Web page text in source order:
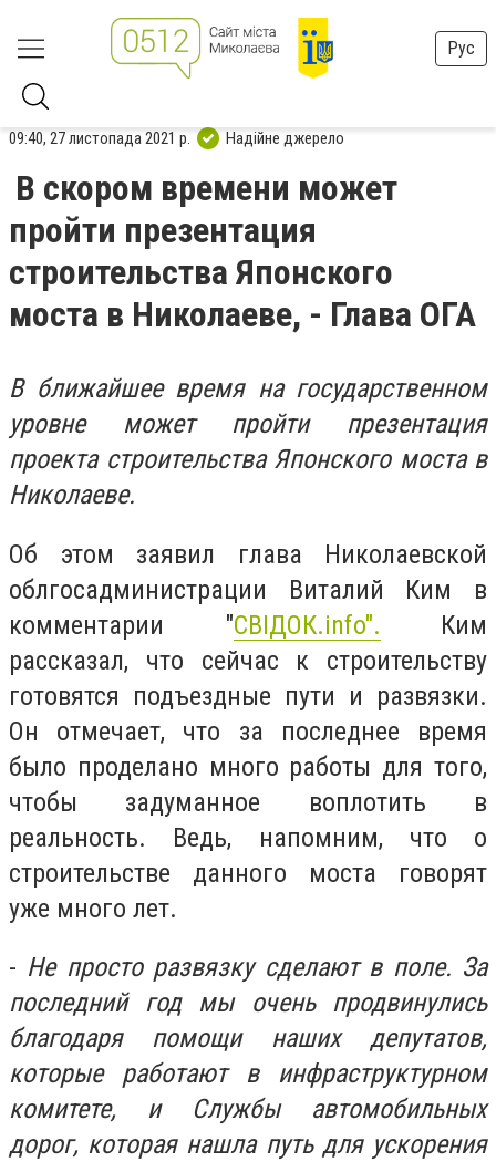
Рус
09:40, 27 листопада 2021 р. Надійне джерело
В скором времени может
пройти презентация
строительства Японского
моста в Николаеве, - Глава ОГА
В ближайшее время на государственном
уровне может пройти презентация
проекта строительства Японского моста в
Николаеве.
Об этом заявил глава Николаевской
облгосадминистрации Виталий Ким в
комментарии "СВІДОК.info". Ким
рассказал, что сейчас к строительству
готовятся подъездные пути и развязки.
Он отмечает, что за последнее время
было проделано много работы для того,
чтобы задуманное воплотить в
реальность. Ведь, напомним, что о
строительстве данного моста говорят
уже много лет.
- Не просто развязку сделают в поле. За
последний год мы очень продвинулись
благодаря помощи наших депутатов,
которые работают в инфраструктурном
комитете, и Службы автомобильных
дорог, которая нашла путь для ускорения